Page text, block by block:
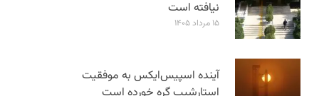
نیافته است
۱۵ مرداد ۱۴۰۵
آینده اسپیس‌ایکس به موفقیت